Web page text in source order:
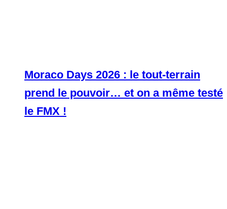
Moraco Days 2026 : le tout-terrain
prend le pouvoir… et on a même testé
le FMX !